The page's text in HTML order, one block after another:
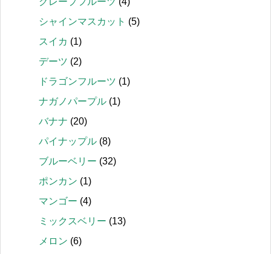
シャインマスカット (5)
スイカ (1)
デーツ (2)
ドラゴンフルーツ (1)
ナガノパープル (1)
バナナ (20)
パイナップル (8)
ブルーベリー (32)
ポンカン (1)
マンゴー (4)
ミックスベリー (13)
メロン (6)